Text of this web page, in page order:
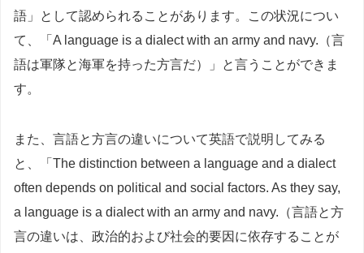
語」として認められることがあります。この状況につい
て、「A language is a dialect with an army and navy.（言
語は軍隊と海軍を持った方言だ）」と言うことができま
す。
また、言語と方言の違いについて英語で説明してみる
と、「The distinction between a language and a dialect
often depends on political and social factors. As they say,
a language is a dialect with an army and navy.（言語と方
言の違いは、政治的および社会的要因に依存することが